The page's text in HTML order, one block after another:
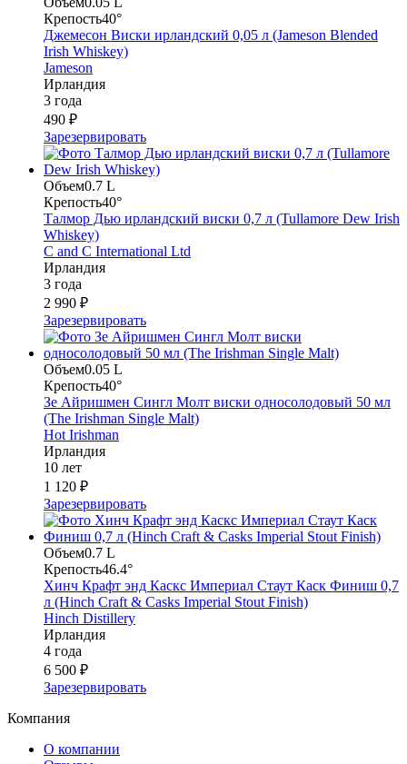
Крепость40°
Джемесон Виски ирландский 0,05 л (Jameson Blended
Irish Whiskey)
Jameson
Ирландия
3 года
490 ₽
Зарезервировать
Объем0.7 L
Крепость40°
Талмор Дью ирландский виски 0,7 л (Tullamore Dew Irish
Whiskey)
C and C International Ltd
Ирландия
3 года
2 990 ₽
Зарезервировать
Объем0.05 L
Крепость40°
Зе Айришмен Сингл Молт виски односолодовый 50 мл
(The Irishman Single Malt)
Hot Irishman
Ирландия
10 лет
1 120 ₽
Зарезервировать
Объем0.7 L
Крепость46.4°
Хинч Крафт энд Каскс Империал Стаут Каск Финиш 0,7
л (Hinch Craft & Casks Imperial Stout Finish)
Hinch Distillery
Ирландия
4 года
6 500 ₽
Зарезервировать
Компания
О компании